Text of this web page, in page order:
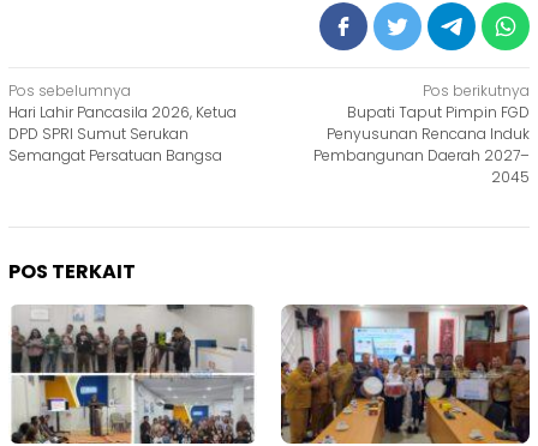
Navigasi
pos
Pos sebelumnya
Hari Lahir Pancasila 2026, Ketua
DPD SPRI Sumut Serukan
Semangat Persatuan Bangsa
Pos berikutnya
Bupati Taput Pimpin FGD
Penyusunan Rencana Induk
Pembangunan Daerah 2027–
2045
POS TERKAIT